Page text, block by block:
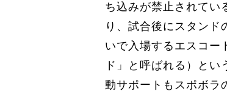
ち込みが禁止されてい
り、試合後にスタンド
いで入場するエスコー
ド」と呼ばれる）と
動サポートもスポボラ